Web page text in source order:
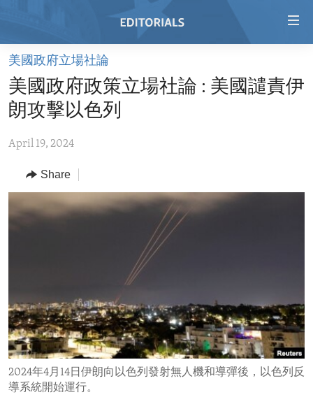
Skip
main
content
to
Navigation
Skip
HOME
VIDEO
REGIONS
AFRICA
AMERICAS
TOPICS
HUMAN RIGHTS
DEMOCRACY AND GOVERNANCE
ECONOMY AND TRADE
ENVIRONMENT AND HEALTH
IDEALS AND INSTITUTIONS
ARCHIVE
美國政府立場社論
美國政府政策立場社論 : 美國譴責伊
朗攻擊以色列
April 19, 2024
Share
2024年4月14日伊朗向以色列發射無人機和導彈後，以色列反
導系統開始運行。